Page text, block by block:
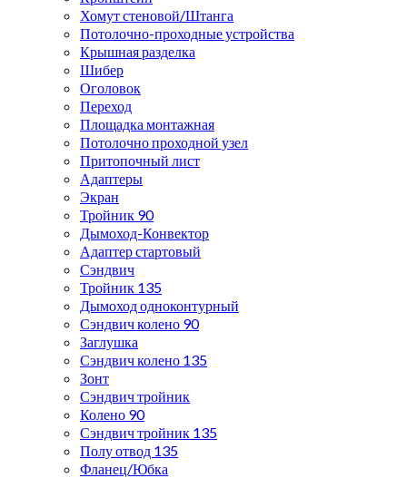
Хомут стеновой/Штанга
Потолочно-проходные устройства
Крышная разделка
Шибер
Оголовок
Переход
Площадка монтажная
Потолочно проходной узел
Притопочный лист
Адаптеры
Экран
Тройник 90
Дымоход-Конвектор
Адаптер стартовый
Сэндвич
Тройник 135
Дымоход одноконтурный
Сэндвич колено 90
Заглушка
Сэндвич колено 135
Зонт
Сэндвич тройник
Колено 90
Сэндвич тройник 135
Полу отвод 135
Фланец/Юбка